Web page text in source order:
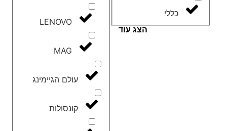
כללי
הצג עוד
LENOVO
MAG
עולם הגיימינג
קונסולות